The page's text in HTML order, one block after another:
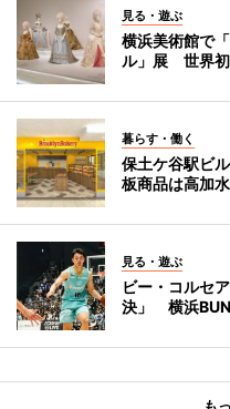
見る・遊ぶ
横浜美術館で
ル」展 世界初
暮らす・働く
保土ケ谷駅ビ
板商品は高加
見る・遊ぶ
ビー・コルセ
決」 横浜